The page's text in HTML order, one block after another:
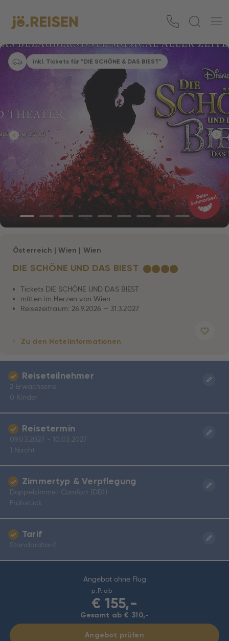
inkl. Tickets für "DIE SCHÖNE & DAS BIEST"
DIE SCHÖNE UND DAS BIEST ★★★★
Österreich |Wien | Wien
Tickets DIE SCHÖNE UND DAS BIEST
mitten im Herzen von Wien
Reisezeitraum: 26.9.2026 – 31.3.2027
Zu den Hotelinformationen
Angebot ohne Flug
p.P. ab
€ 155,-
Gesamt ab € 310,-
Angebot prüfen
Reiseteilnehmer
2 Erwachsene
0 Kinder
Reisetermin
09.03.2027 - 10.03.2027
1 Nacht
Zimmertyp & Verpflegung
Doppelzimmer Comfort (DB1)
Frühstück
Tarif
Standardtarif